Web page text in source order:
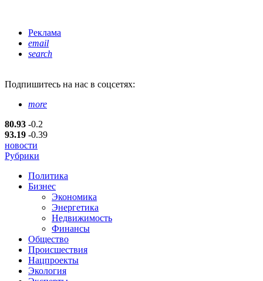
Реклама
email
search
Подпишитесь на нас в соцсетях:
more
80.93 -0.2
93.19 -0.39
новости
Рубрики
Политика
Бизнес
Экономика
Энергетика
Недвижимость
Финансы
Общество
Происшествия
Нацпроекты
Экология